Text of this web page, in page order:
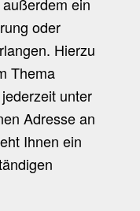
oder
Hierzu
Thema
unter
Adresse an
Ihnen ein